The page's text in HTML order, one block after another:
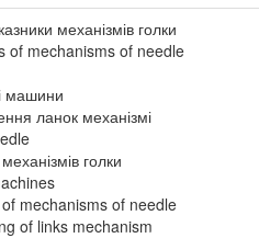
механізмів голки
of mechanisms of needle
машини
ланок механізмі
голки
mechanisms of needle
of links mechanism